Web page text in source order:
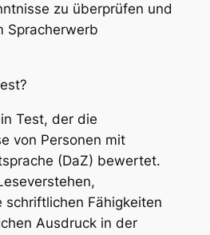
zu überprüfen und
Spracherwerb
Test, der die
von Personen mit
(DaZ) bewertet.
schriftlichen Fähigkeiten
Ausdruck in der